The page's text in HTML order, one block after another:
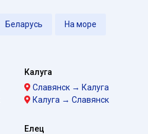
Беларусь На море
Калуга
Славянск → Калуга
Калуга → Славянск
Елец